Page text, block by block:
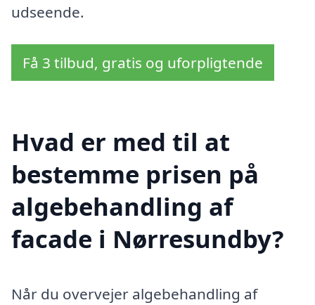
udseende.
Få 3 tilbud, gratis og uforpligtende
Hvad er med til at
bestemme prisen på
algebehandling af
facade i Nørresundby?
Når du overvejer algebehandling af